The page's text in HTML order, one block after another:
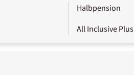
Halbpension
All Inclusive Plus